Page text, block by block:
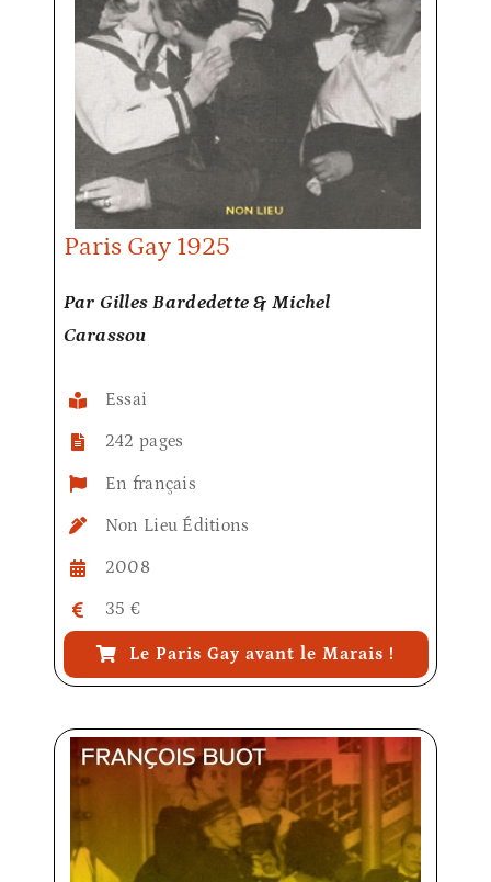
Paris Gay 1925
Par Gilles Bardedette & Michel
Carassou
Essai
242 pages
En français
Non Lieu Éditions
2008
35 €
Le Paris Gay avant le Marais !